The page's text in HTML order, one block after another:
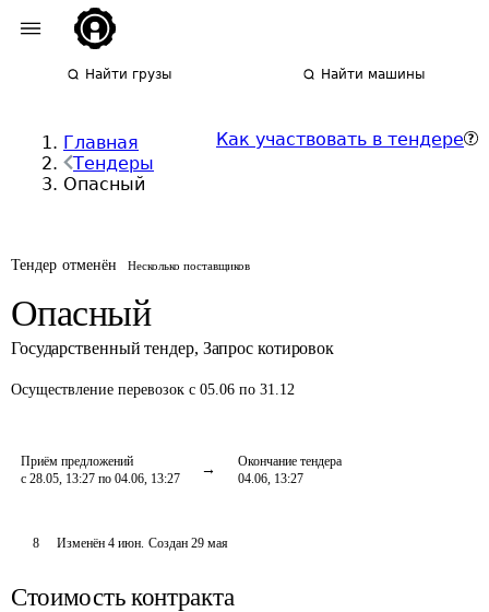
Найти грузы Найти машины
Главная
Тендеры
Опасный
Как участвовать в тендере
Тендер отменён Несколько поставщиков
Опасный
Государственный тендер, Запрос котировок
Осуществление перевозок с 05.06 по 31.12
Приём предложений
с 28.05, 13:27 по 04.06, 13:27
Окончание тендера
04.06, 13:27
8 Изменён 4 июн. Создан 29 мая
Стоимость контракта